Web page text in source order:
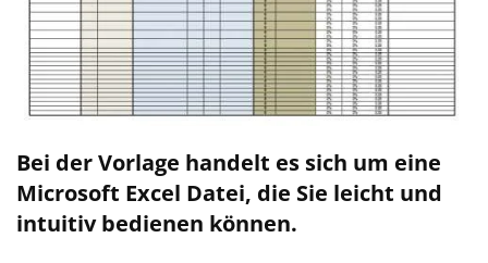
Bei der Vorlage handelt es sich um eine
Microsoft Excel Datei, die Sie leicht und
intuitiv bedienen können.